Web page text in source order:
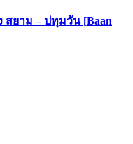
สยาม – ปทุมวัน [Baan